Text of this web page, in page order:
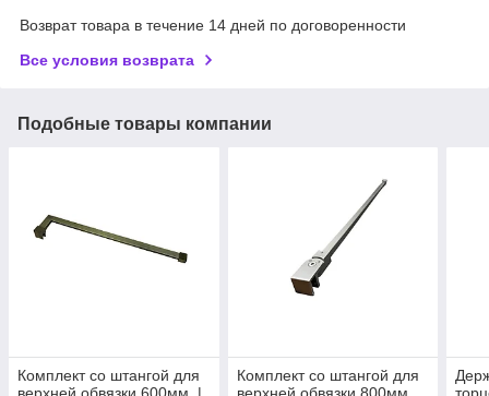
Возврат товара в течение 14 дней по договоренности
Все условия возврата
Подобные товары компании
Комплект со штангой для
Комплект со штангой для